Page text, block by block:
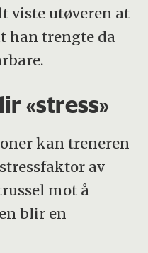
viste utøveren at
han trengte da
«stress»
kan treneren
av
mot å
blir en